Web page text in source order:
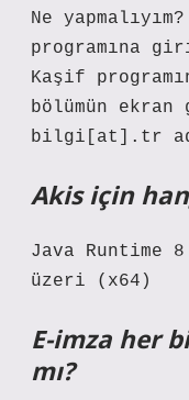
Ne
programına
Kaşif
bölümün
bilgi[at].tr
Akis için
Java Runtime
üzeri (x64)
E-imza her
mı?